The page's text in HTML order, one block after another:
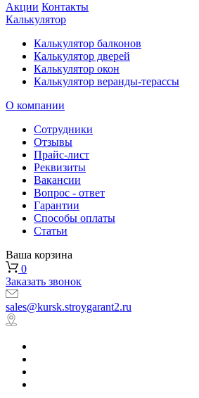
Акции Контакты
Калькулятор
Калькулятор балконов
Калькулятор дверей
Калькулятор окон
Калькулятор веранды-терассы
О компании
Сотрудники
Отзывы
Прайс-лист
Реквизиты
Вакансии
Вопрос - ответ
Гарантии
Способы оплаты
Статьи
Ваша корзина
0
Заказать звонок
sales@kursk.stroygarant2.ru